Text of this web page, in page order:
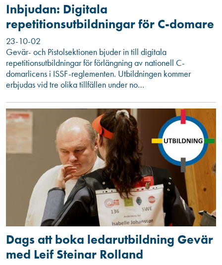
Inbjudan: Digitala
repetitionsutbildningar för C-domare
23-10-02
Gevär- och Pistolsektionen bjuder in till digitala
repetitionsutbildningar för förlängning av nationell C-
domarlicens i ISSF-reglementen. Utbildningen kommer
erbjudas vid tre olika tillfällen under no…
Dags att boka ledarutbildning Gevär
med Leif Steinar Rolland